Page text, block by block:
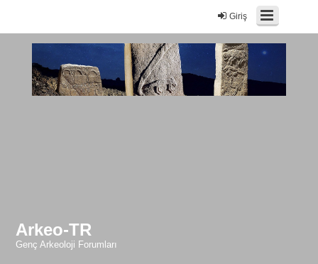
Giriş
Arkeo-TR
Genç Arkeoloji Forumları